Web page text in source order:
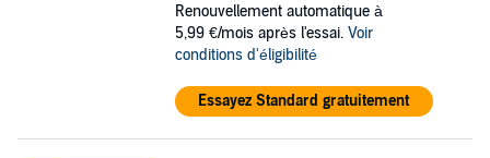
Renouvellement automatique à
5,99 €/mois après l'essai. Voir
conditions d'éligibilité
Essayez Standard gratuitement